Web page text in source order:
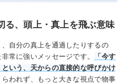
る、頭上・真上を飛ぶ意味
自分の真上を通過したりするの
常に強いメッセージです。
「今す
いう、天からの直接的な呼びかけ
われず、もっと大きな視点で物事